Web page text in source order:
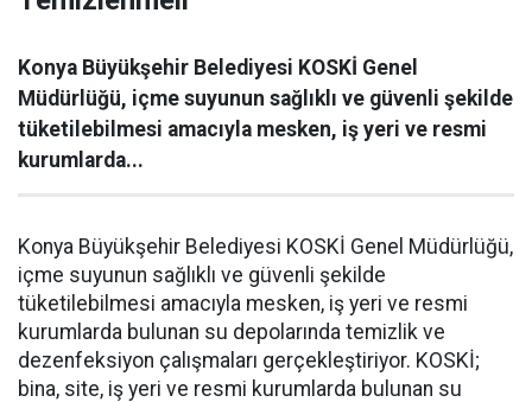
Konya Büyükşehir Belediyesi KOSKİ Genel
Müdürlüğü, içme suyunun sağlıklı ve güvenli şekilde
tüketilebilmesi amacıyla mesken, iş yeri ve resmi
kurumlarda...
Konya Büyükşehir Belediyesi KOSKİ Genel Müdürlüğü,
içme suyunun sağlıklı ve güvenli şekilde
tüketilebilmesi amacıyla mesken, iş yeri ve resmi
kurumlarda bulunan su depolarında temizlik ve
dezenfeksiyon çalışmaları gerçekleştiriyor. KOSKİ;
bina, site, iş yeri ve resmi kurumlarda bulunan su